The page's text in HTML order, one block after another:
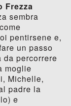
Frezza
sembra
pentirsene e,
un passo
da percorrere
moglie
Michelle,
padre la
e